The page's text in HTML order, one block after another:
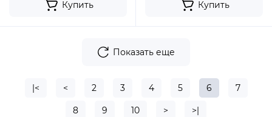
Купить Купить
Показать еще
|< < 2 3 4 5 6 7
8 9 10 > >|